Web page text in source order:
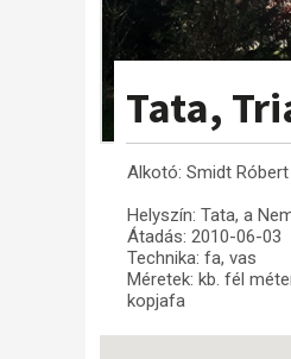
Tata,
Alkotó: Smidt
Helyszín: Tata, a
Átadás: 2010-06-03
Technika: fa, vas
Méretek: kb. fél
kopjafa